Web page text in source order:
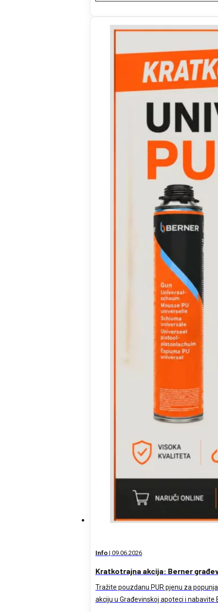
Info| 09.06.2026
Kratkotrajna akcija: Berner
Tražite pouzdanu PUR pjenu za
akciju u Građevinskoj apoteci i